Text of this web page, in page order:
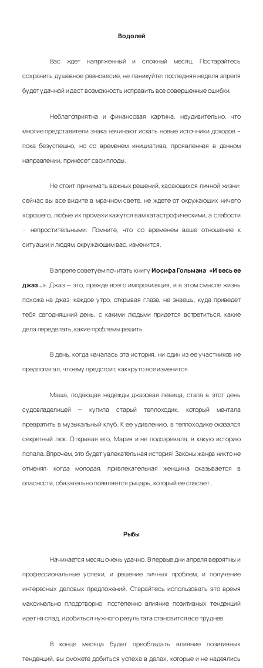
Водолей
Вас ждет напряженный и сложный месяц. Постарайтесь
сохранить душевное равновесие, не паникуйте: последняя неделя апреля
будет удачной и даст возможность исправить все совершенные ошибки.
Неблагоприятна и финансовая картина, неудивительно, что
многие представители знака начинают искать новые источники доходов –
пока безуспешно, но со временем инициатива, проявленная в данном
направлении, принесет свои плоды.
Не стоит принимать важных решений, касающихся личной жизни:
сейчас вы все видите в мрачном свете, не ждете от окружающих ничего
хорошего, любые их промахи кажутся вам катастрофическими, а слабости
– непростительными. Помните, что со временем ваше отношение к
ситуации и людям, окружающим вас, изменится.
В апреле советуем почитать книгуИосифа Гольмана «И весь ее
джаз…». Джаз — это, прежде всего импровизация, и в этом смысле жизнь
похожа на джаз: каждое утро, открывая глаза, не знаешь, куда приведет
тебя сегодняшний день, с какими людьми придется встретиться, какие
дела переделать, какие проблемы решить.
В день, когда началась эта история, ни один из ее участников не
предполагал, что ему предстоит, как круто все изменится.
Маша, подающая надежды джазовая певица, стала в этот день
судовладелицей — купила старый теплоходик, который мечтала
превратить в музыкальный клуб. К ее удивлению, в теплоходике оказался
секретный люк. Открывая его, Мария и не подозревала, в какую историю
попала…Впрочем, это будет увлекательная история! Законы жанра никто не
отменял: когда молодая, привлекательная женщина оказывается в
опасности, обязательно появляется рыцарь, который ее спасает…
Рыбы
Начинается месяц очень удачно. В первые дни апреля вероятны и
профессиональные успехи, и решение личных проблем, и получение
интересных деловых предложений. Старайтесь использовать это время
максимально плодотворно: постепенно влияние позитивных тенденций
идет на спад, и добиться нужного результата становится все труднее.
В конце месяца будет преобладать влияние позитивных
тенденций, вы сможете добиться успеха в делах, которые и не надеялись